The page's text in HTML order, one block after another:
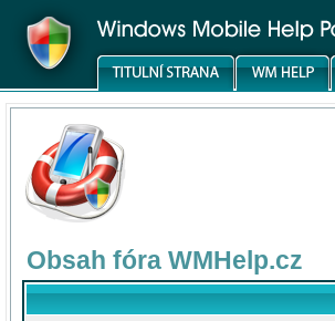
Obsah fóra WMHelp.cz